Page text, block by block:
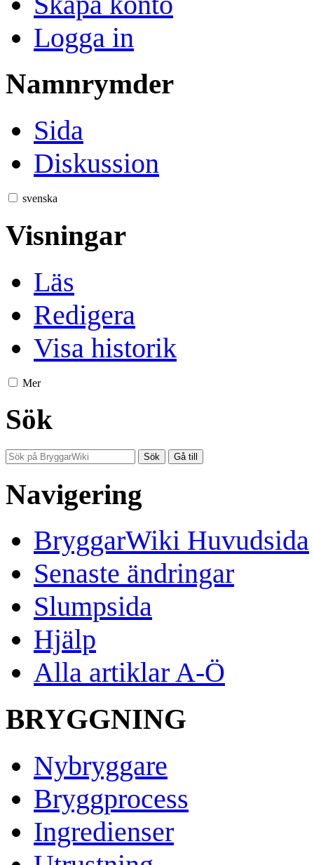
Logga in
Namnrymder
Sida
Diskussion
svenska
Visningar
Läs
Redigera
Visa historik
Mer
Sök
Navigering
BryggarWiki Huvudsida
Senaste ändringar
Slumpsida
Hjälp
Alla artiklar A-Ö
BRYGGNING
Nybryggare
Bryggprocess
Ingredienser